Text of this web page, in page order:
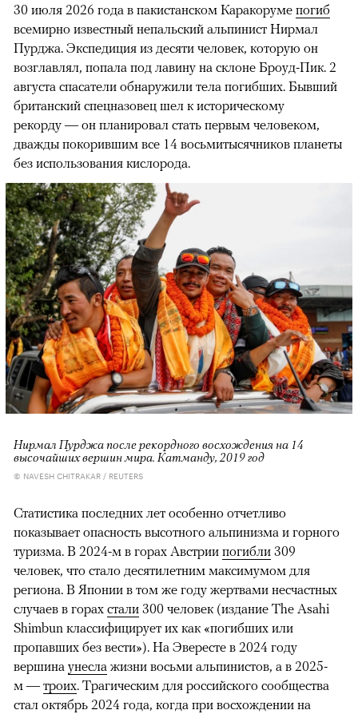
30 июля 2026 года в пакистанском Каракоруме погиб
всемирно известный непальский альпинист Нирмал
Пурджа. Экспедиция из десяти человек, которую он
возглавлял, попала под лавину на склоне Броуд-Пик. 2
августа спасатели обнаружили тела погибших. Бывший
британский спецназовец шел к историческому
рекорду — он планировал стать первым человеком,
дважды покорившим все 14 восьмитысячников планеты
без использования кислорода.
Нирмал Пурджа после рекордного восхождения на 14
высочайших вершин мира. Катманду, 2019 год
© NAVESH CHITRAKAR / REUTERS
Статистика последних лет особенно отчетливо
показывает опасность высотного альпинизма и горного
туризма. В 2024-м в горах Австрии погибли 309
человек, что стало десятилетним максимумом для
региона. В Японии в том же году жертвами несчастных
случаев в горах стали 300 человек (издание The Asahi
Shimbun классифицирует их как «погибших или
пропавших без вести»). На Эвересте в 2024 году
вершина унесла жизни восьми альпинистов, а в 2025-
м — троих. Трагическим для российского сообщества
стал октябрь 2024 года, когда при восхождении на